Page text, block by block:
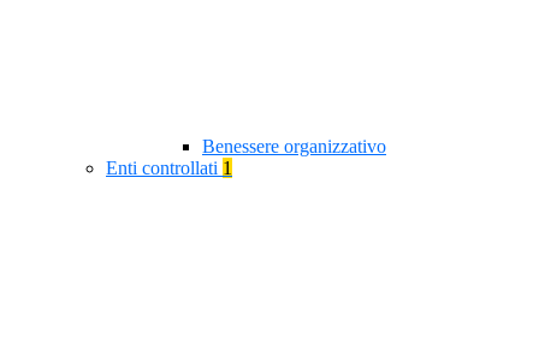
Benessere organizzativo
Enti controllati 1